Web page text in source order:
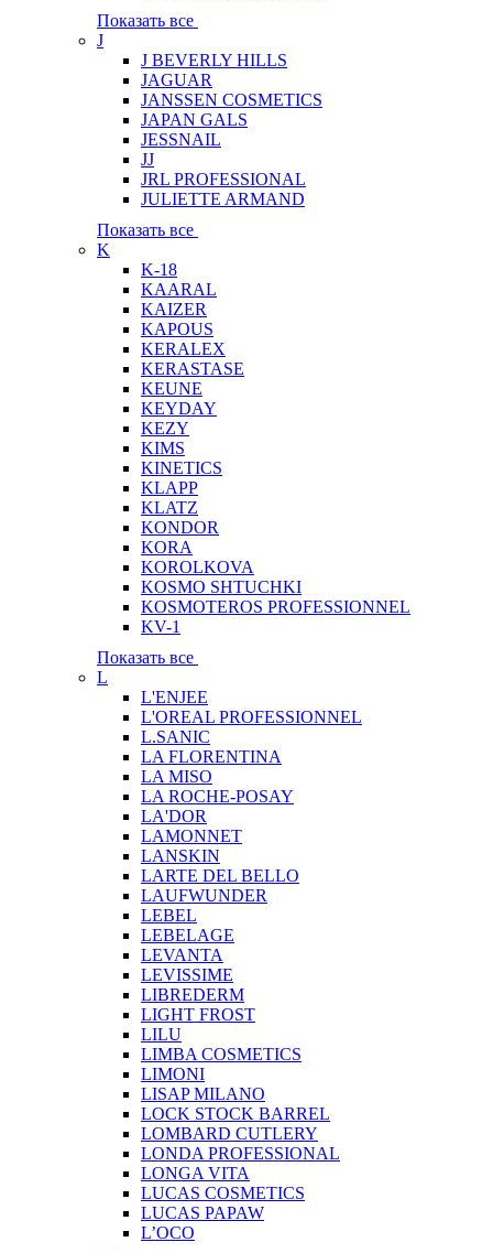
Показать все
J
J BEVERLY HILLS
JAGUAR
JANSSEN COSMETICS
JAPAN GALS
JESSNAIL
JJ
JRL PROFESSIONAL
JULIETTE ARMAND
Показать все
K
K-18
KAARAL
KAIZER
KAPOUS
KERALEX
KERASTASE
KEUNE
KEYDAY
KEZY
KIMS
KINETICS
KLAPP
KLATZ
KONDOR
KORA
KOROLKOVA
KOSMO SHTUCHKI
KOSMOTEROS PROFESSIONNEL
KV-1
Показать все
L
L'ENJEE
L'OREAL PROFESSIONNEL
L.SANIC
LA FLORENTINA
LA MISO
LA ROCHE-POSAY
LA'DOR
LAMONNET
LANSKIN
LARTE DEL BELLO
LAUFWUNDER
LEBEL
LEBELAGE
LEVANTA
LEVISSIME
LIBREDERM
LIGHT FROST
LILU
LIMBA COSMETICS
LIMONI
LISAP MILANO
LOCK STOCK BARREL
LOMBARD CUTLERY
LONDA PROFESSIONAL
LONGA VITA
LUCAS COSMETICS
LUCAS PAPAW
L’OCO